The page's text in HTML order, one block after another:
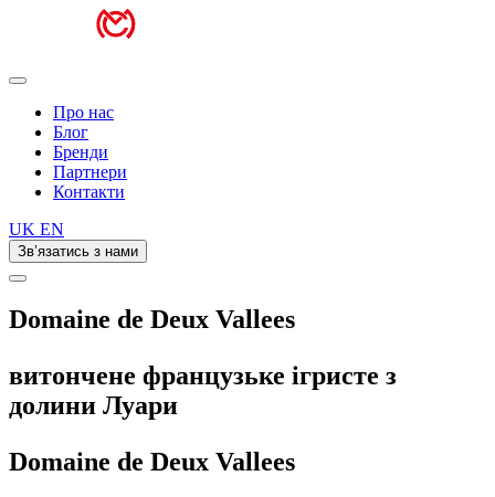
Про нас
Блог
Бренди
Партнери
Контакти
UK EN
Зв’язатись з нами
Domaine de Deux Vallees
витончене французьке ігристе з
долини Луари
Domaine de Deux Vallees